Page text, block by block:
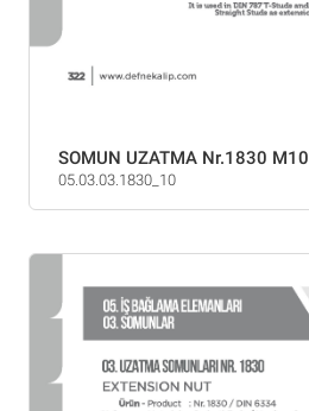
SOMUN UZATMA Nr.1830 M10
05.03.03.1830_10